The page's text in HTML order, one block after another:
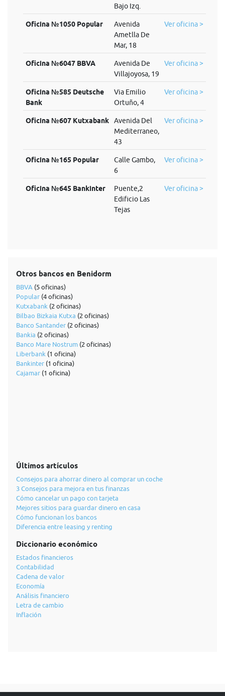
Bajo Izq.
Oficina №1050 Popular
Avenida
Ametlla De
Mar, 18
Ver oficina >
Oficina №6047 BBVA
Avenida De
Villajoyosa, 19
Ver oficina >
Oficina №585 Deutsche
Bank
Via Emilio
Ortuño, 4
Ver oficina >
Oficina №607 Kutxabank
Avenida Del
Mediterraneo,
43
Ver oficina >
Oficina №165 Popular
Calle Gambo,
6
Ver oficina >
Oficina №645 Bankinter
Puente,2
Edificio Las
Tejas
Ver oficina >
Otros bancos en Benidorm
BBVA (5 oficinas)
Popular (4 oficinas)
Kutxabank (2 oficinas)
Bilbao Bizkaia Kutxa (2 oficinas)
Banco Santander (2 oficinas)
Bankia (2 oficinas)
Banco Mare Nostrum (2 oficinas)
Liberbank (1 oficina)
Bankinter (1 oficina)
Cajamar (1 oficina)
Últimos artículos
Consejos para ahorrar dinero al comprar un coche
3 Consejos para mejora en tus finanzas
Cómo cancelar un pago con tarjeta
Mejores sitios para guardar dinero en casa
Cómo funcionan los bancos
Diferencia entre leasing y renting
Diccionario económico
Estados financieros
Contabilidad
Cadena de valor
Economía
Análisis financiero
Letra de cambio
Inflación